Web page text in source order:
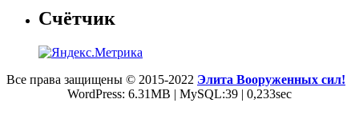
Счётчик
Все права защищены © 2015-2022 Элита Вооруженных сил!
WordPress: 6.31MB | MySQL:39 | 0,233sec